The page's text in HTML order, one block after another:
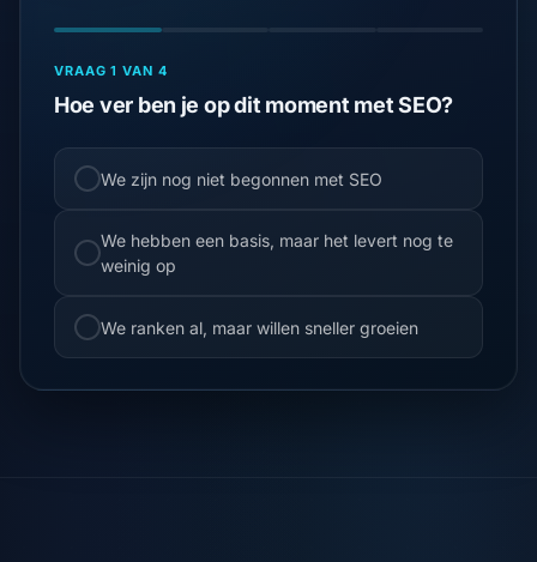
VRAAG 1 VAN 4
Hoe ver ben je op dit moment met SEO?
We zijn nog niet begonnen met SEO
We hebben een basis, maar het levert nog te
weinig op
We ranken al, maar willen sneller groeien